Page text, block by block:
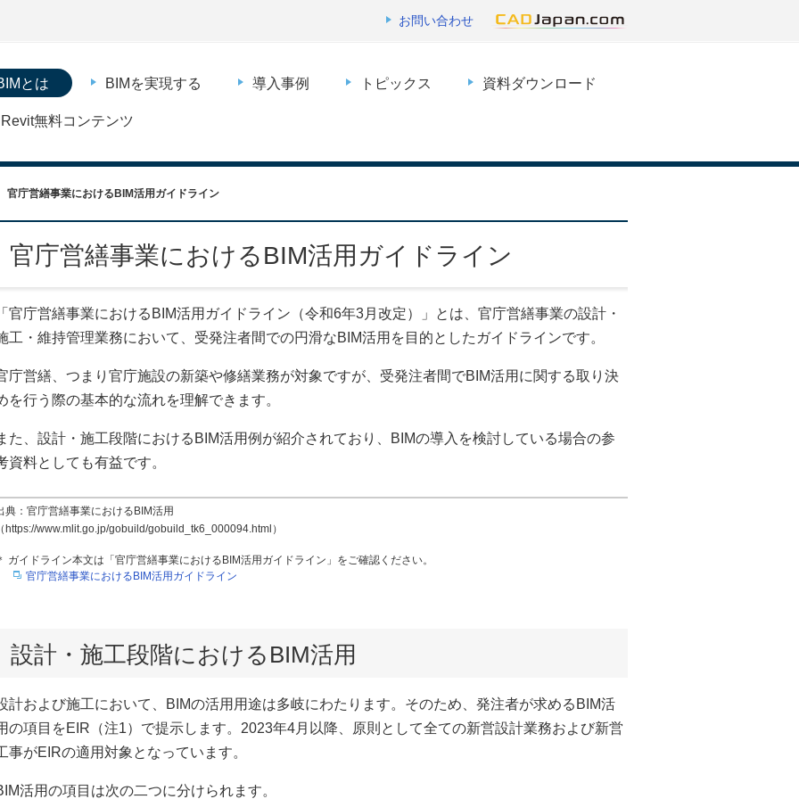
お問い合わせ
とは BIMを実現する 導入事例 トピックス 資料ダウンロード
Revit無料コンテンツ
官庁営繕事業におけるBIM活用ガイドライン
官庁営繕事業におけるBIM活用ガイドライン
官庁営繕事業におけるBIM活用ガイドライン（令和6年3月改定）」とは、官庁営繕事業の設計・
工・維持管理業務において、受発注者間での円滑なBIM活用を目的としたガイドラインです。
庁営繕、つまり官庁施設の新築や修繕業務が対象ですが、受発注者間でBIM活用に関する取り決
を行う際の基本的な流れを理解できます。
た、設計・施工段階におけるBIM活用例が紹介されており、BIMの導入を検討している場合の参
資料としても有益です。
典：官庁営繕事業におけるBIM活用
https://www.mlit.go.jp/gobuild/gobuild_tk6_000094.html）
ガイドライン本文は「官庁営繕事業におけるBIM活用ガイドライン」をご確認ください。
官庁営繕事業におけるBIM活用ガイドライン
設計・施工段階におけるBIM活用
計および施工において、BIMの活用用途は多岐にわたります。そのため、発注者が求めるBIM活
の項目をEIR（注1）で提示します。2023年4月以降、原則として全ての新営設計業務および新営
事がEIRの適用対象となっています。
活用の項目は次の二つに分けられます。